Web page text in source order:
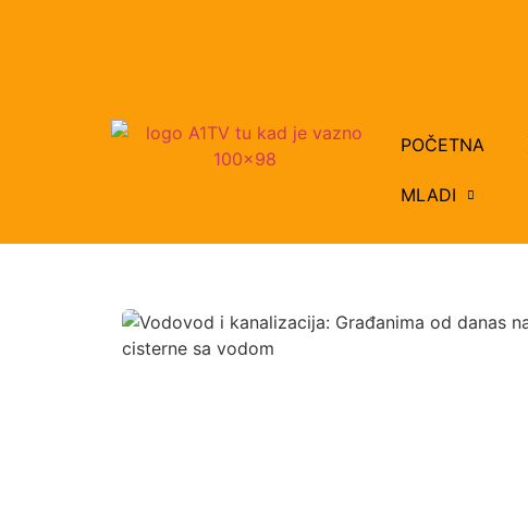
POČETNA
MLADI